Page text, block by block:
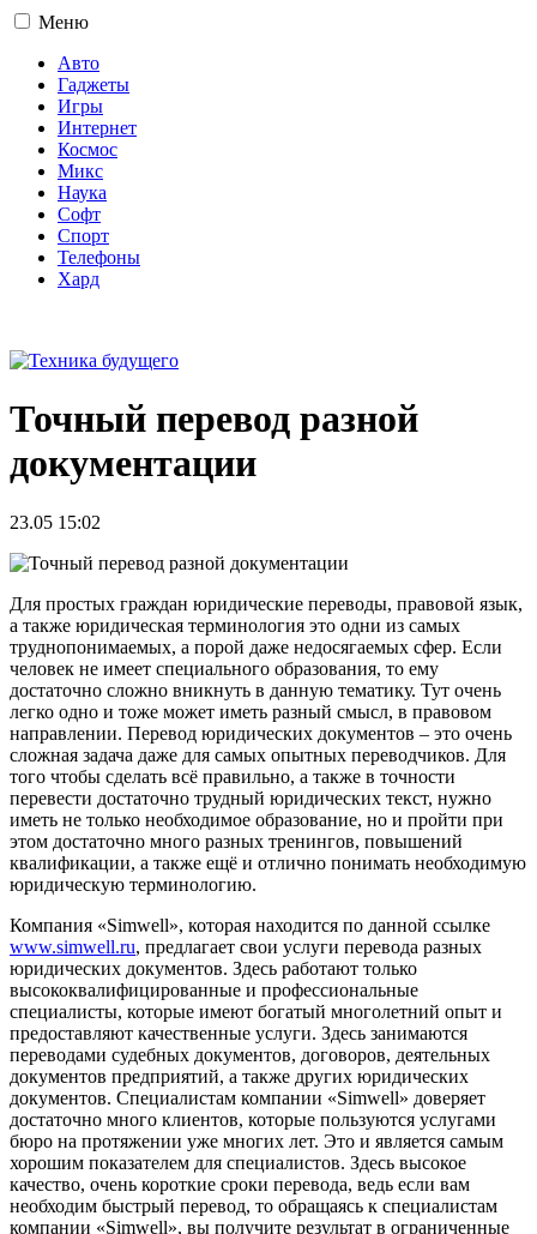
Меню
Авто
Гаджеты
Игры
Интернет
Космос
Микс
Наука
Софт
Спорт
Телефоны
Хард
Точный перевод разной
документации
23.05 15:02
Для простых граждан юридические переводы, правовой язык,
а также юридическая терминология это одни из самых
труднопонимаемых, а порой даже недосягаемых сфер. Если
человек не имеет специального образования, то ему
достаточно сложно вникнуть в данную тематику. Тут очень
легко одно и тоже может иметь разный смысл, в правовом
направлении. Перевод юридических документов – это очень
сложная задача даже для самых опытных переводчиков. Для
того чтобы сделать всё правильно, а также в точности
перевести достаточно трудный юридических текст, нужно
иметь не только необходимое образование, но и пройти при
этом достаточно много разных тренингов, повышений
квалификации, а также ещё и отлично понимать необходимую
юридическую терминологию.
Компания «Simwell», которая находится по данной ссылке
www.simwell.ru, предлагает свои услуги перевода разных
юридических документов. Здесь работают только
высококвалифицированные и профессиональные
специалисты, которые имеют богатый многолетний опыт и
предоставляют качественные услуги. Здесь занимаются
переводами судебных документов, договоров, деятельных
документов предприятий, а также других юридических
документов. Специалистам компании «Simwell» доверяет
достаточно много клиентов, которые пользуются услугами
бюро на протяжении уже многих лет. Это и является самым
хорошим показателем для специалистов. Здесь высокое
качество, очень короткие сроки перевода, ведь если вам
необходим быстрый перевод, то обращаясь к специалистам
компании «Simwell», вы получите результат в ограниченные